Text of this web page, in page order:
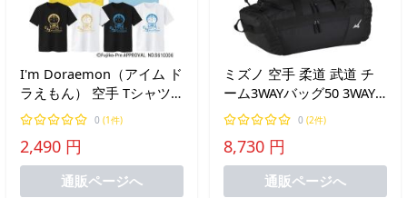
I'm Doraemon（アイム ド
ラえもん） 空手 Tシャツ
半袖 ライナースポーツオ
リジナル JTS518
0 (1件)
2,490 円
通販ページへ
ミズノ 空手 柔道 武道 チ
ーム3WAYバッグ50 3WAY
バッグ 50L ハンドバッグ
ショルダーバッグ バック
パック リュックサック 遠
征 試合 練習 合宿
33JB3106
0 (2件)
8,730 円
通販ページへ